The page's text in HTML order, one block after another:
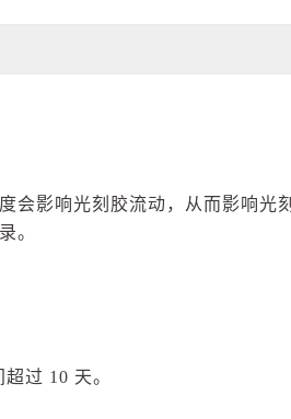
影响光刻胶流动，从而影响光
。
过 10 天。